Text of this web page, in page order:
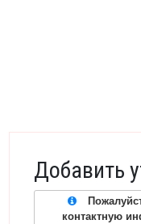
Добавить
контактную